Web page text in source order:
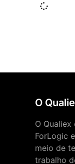
O
O
ForLogic
meio de
trabalho